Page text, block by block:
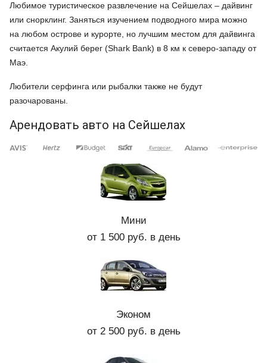
Любимое туристическое развлечение на Сейшелах – дайвинг
или снорклинг. Заняться изучением подводного мира можно
на любом острове и курорте, но лучшим местом для дайвинга
считается Акулий берег (Shark Bank) в 8 км к северо-западу от
Маэ.
Любители серфинга или рыбалки также не будут
разочарованы.
Арендовать авто на Сейшелах
Мини
от 1 500 руб. в день
Эконом
от 2 500 руб. в день